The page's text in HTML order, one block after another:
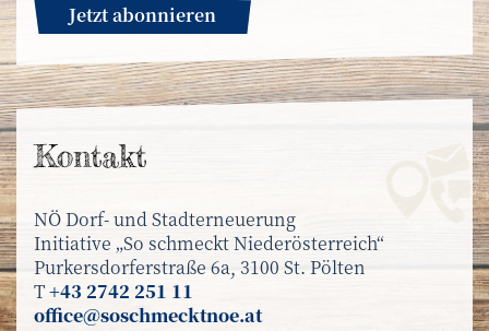
Jetzt abonnieren
Kontakt
NÖ Dorf- und Stadterneuerung
Initiative „So schmeckt Niederösterreich“
Purkersdorferstraße 6a, 3100 St. Pölten
T+43 2742 251 11
office@soschmecktnoe.at